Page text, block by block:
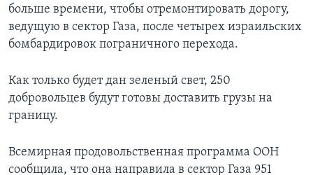
больше времени, чтобы отремонтировать дорогу,
ведущую в сектор Газа, после четырех израильских
бомбардировок пограничного перехода.
Как только будет дан зеленый свет, 250
добровольцев будут готовы доставить грузы на
границу.
Всемирная продовольственная программа ООН
сообщила, что она направила в сектор Газа 951